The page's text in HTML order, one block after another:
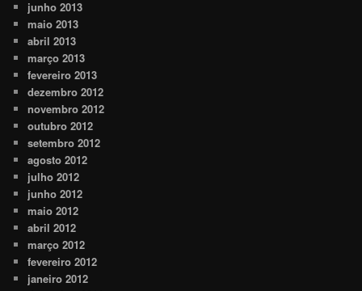
junho 2013
maio 2013
abril 2013
março 2013
fevereiro 2013
dezembro 2012
novembro 2012
outubro 2012
setembro 2012
agosto 2012
julho 2012
junho 2012
maio 2012
abril 2012
março 2012
fevereiro 2012
janeiro 2012